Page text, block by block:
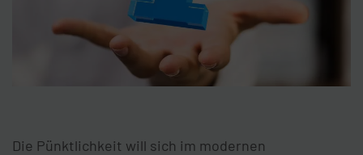
Die Pünktlichkeit will sich im modernen